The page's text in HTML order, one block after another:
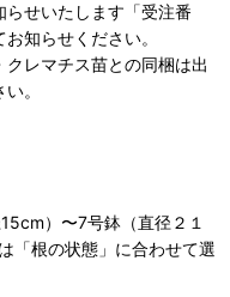
らせいたします「受注番
知らせください。
クレマチス苗との同梱は出
。
）〜7号鉢（直径２１
「根の状態」に合わせて選